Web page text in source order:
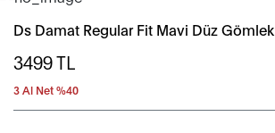
Ds Damat Regular Fit Mavi Düz Gömlek
3499TL
3 Al Net %40